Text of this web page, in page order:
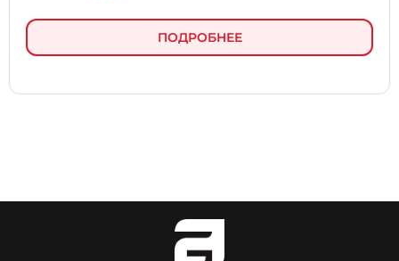
ПОДРОБНЕЕ